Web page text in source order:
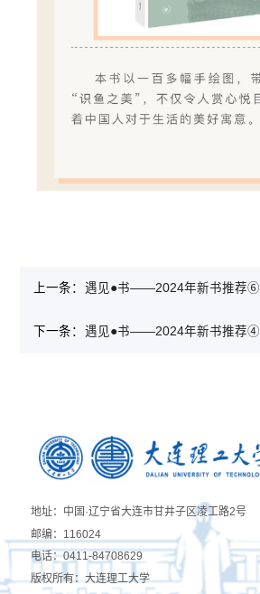
上一条： 遇见●书——2024年新书推荐⑥
下一条： 遇见●书——2024年新书推荐④
地址：中国·辽宁省大连市甘井子区凌工路2号
邮编：116024
电话：0411-84708629
版权所有：大连理工大学